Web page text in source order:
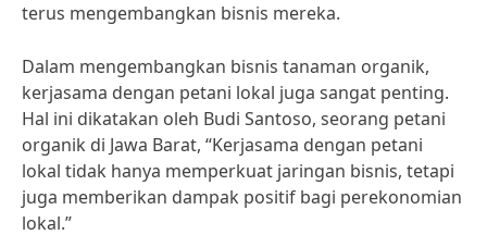
terus mengembangkan bisnis mereka.
Dalam mengembangkan bisnis tanaman organik,
kerjasama dengan petani lokal juga sangat penting.
Hal ini dikatakan oleh Budi Santoso, seorang petani
organik di Jawa Barat, “Kerjasama dengan petani
lokal tidak hanya memperkuat jaringan bisnis, tetapi
juga memberikan dampak positif bagi perekonomian
lokal.”